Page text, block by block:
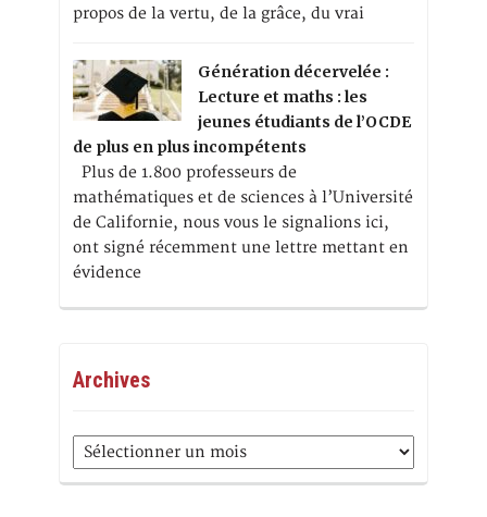
propos de la vertu, de la grâce, du vrai
Génération décervelée :
Lecture et maths : les
jeunes étudiants de l’OCDE
de plus en plus incompétents
Plus de 1.800 professeurs de
mathématiques et de sciences à l’Université
de Californie, nous vous le signalions ici,
ont signé récemment une lettre mettant en
évidence
Archives
Archives